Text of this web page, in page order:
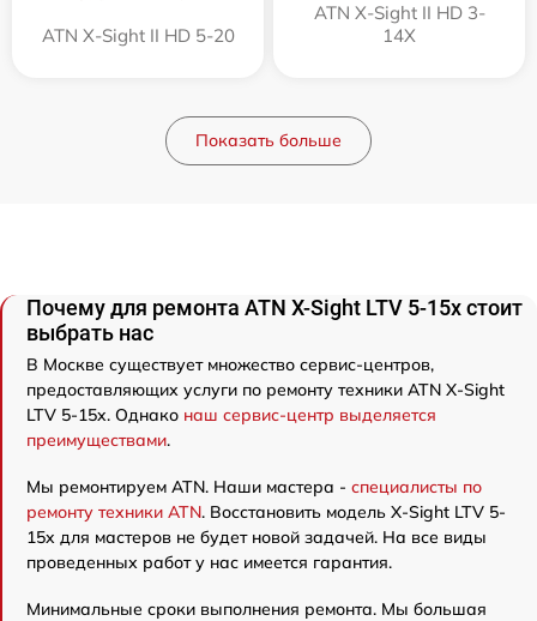
ATN X-Sight II HD 5-20
ATN X-Sight II HD 3-
14X
Показать больше
Почему для ремонта ATN X-Sight LTV 5-15x стоит
выбрать нас
В Москве существует множество сервис-центров,
предоставляющих услуги по ремонту техники ATN X-Sight
LTV 5-15x. Однако наш сервис-центр выделяется
преимуществами.
Мы ремонтируем ATN. Наши мастера - специалисты по
ремонту техники ATN. Восстановить модель X-Sight LTV 5-
15x для мастеров не будет новой задачей. На все виды
проведенных работ у нас имеется гарантия.
Минимальные сроки выполнения ремонта. Мы большая